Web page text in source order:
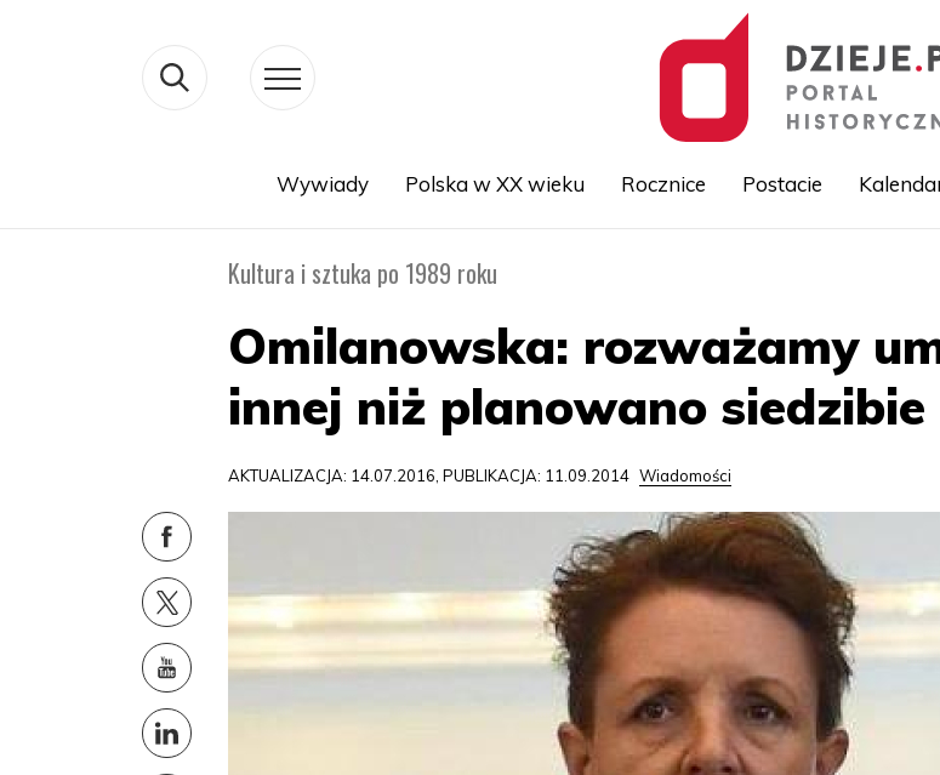
Wywiady Polska w XX wieku Rocznice Postacie
Kultura i sztuka po 1989 roku
Omilanowska: rozważamy
innej niż planowano siedzibie
AKTUALIZACJA: 14.07.2016, PUBLIKACJA: 11.09.2014 Wiadomości